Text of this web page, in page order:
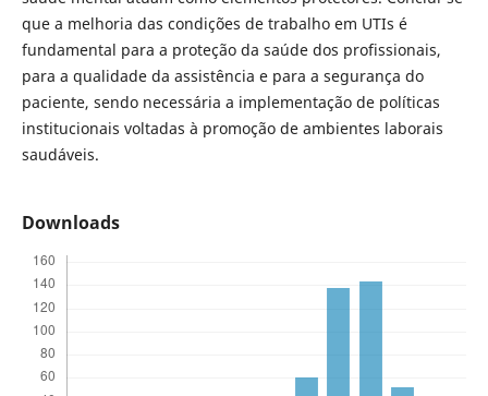
que a melhoria das condições de trabalho em UTIs é
fundamental para a proteção da saúde dos profissionais,
para a qualidade da assistência e para a segurança do
paciente, sendo necessária a implementação de políticas
institucionais voltadas à promoção de ambientes laborais
saudáveis.
Downloads